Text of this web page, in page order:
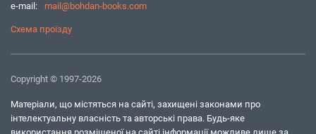
e-mail:
mail@bohdan-books.com
Схема проїзду
Copyright © 1997-2026
Матеріали, що містяться на сайті, захищені законами про
інтелектуальну власність та авторські права. Будь-яке